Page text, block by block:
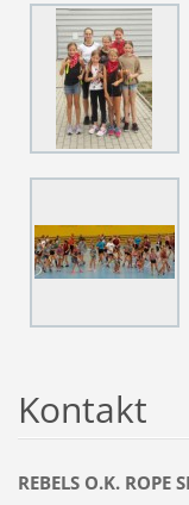
Kontakt
REBELS O.K. ROPE